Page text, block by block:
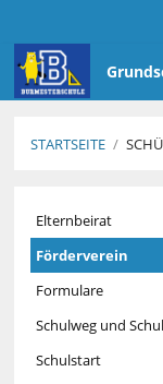
STARTSEITE /
und
Eltern
Elternbeirat
Förderverein
Formulare
Schulweg und
Schulstart